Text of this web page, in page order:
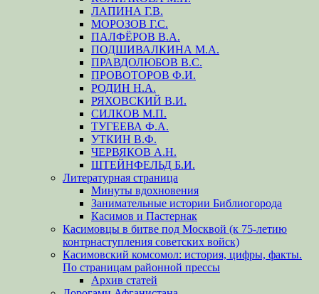
ЛАПИНА Г.В.
МОРОЗОВ Г.С.
ПАЛФЁРОВ В.А.
ПОДШИВАЛКИНА М.А.
ПРАВДОЛЮБОВ В.С.
ПРОВОТОРОВ Ф.И.
РОДИН Н.А.
РЯХОВСКИЙ В.И.
СИЛКОВ М.П.
ТУГЕЕВА Ф.А.
УТКИН В.Ф.
ЧЕРВЯКОВ А.Н.
ШТЕЙНФЕЛЬД Б.И.
Литературная страница
Минуты вдохновения
Занимательные истории Библиогорода
Касимов и Пастернак
Касимовцы в битве под Москвой (к 75-летию
контрнаступления советских войск)
Касимовский комсомол: история, цифры, факты.
По страницам районной прессы
Архив статей